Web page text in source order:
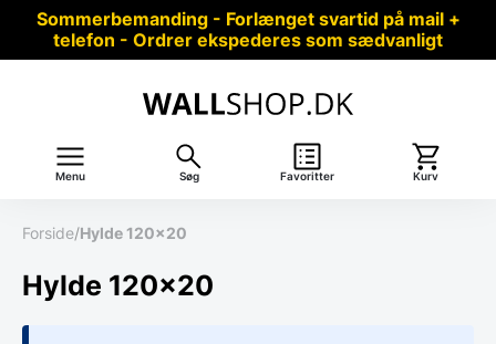
Sommerbemanding - Forlænget svartid på mail +
telefon - Ordrer ekspederes som sædvanligt
Menu Søg Favoritter Kurv
Forside/Hylde 120x20
Hylde 120x20